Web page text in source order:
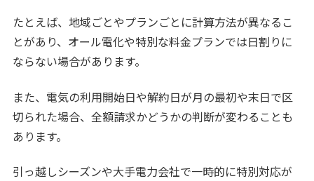
たとえば、地域ごとやプランごとに計算方法が異なるこ
とがあり、オール電化や特別な料金プランでは日割りに
ならない場合があります。
また、電気の利用開始日や解約日が月の最初や末日で区
切られた場合、全額請求かどうかの判断が変わることも
あります。
引っ越しシーズンや大手電力会社で一時的に特別対応が